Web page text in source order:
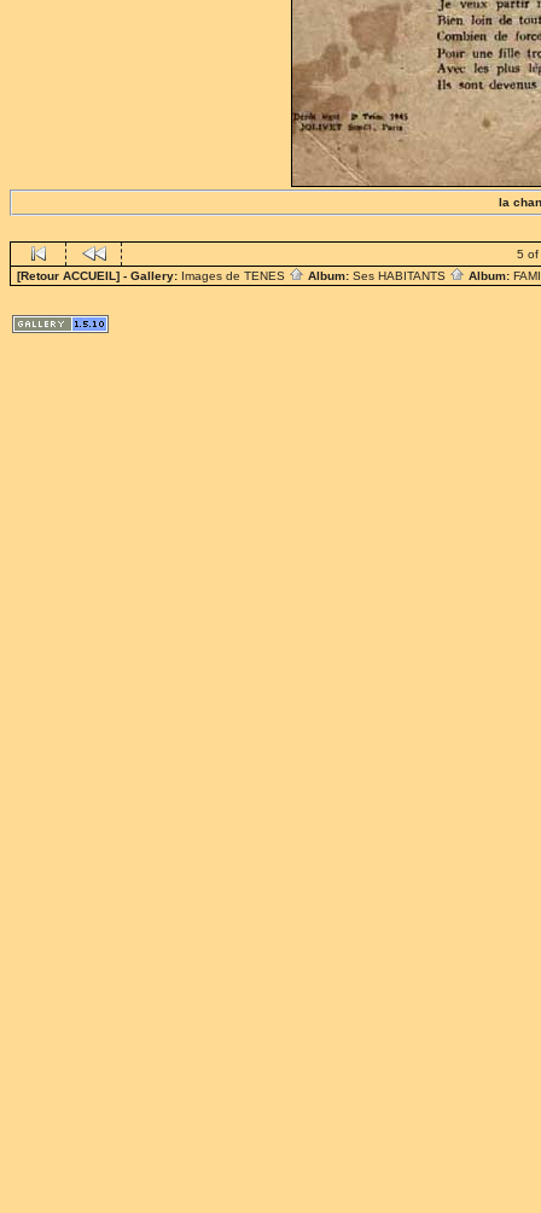
la
5 of
[Retour ACCUEIL] - Gallery: Images de TENES Album: Ses HABITANTS Album: